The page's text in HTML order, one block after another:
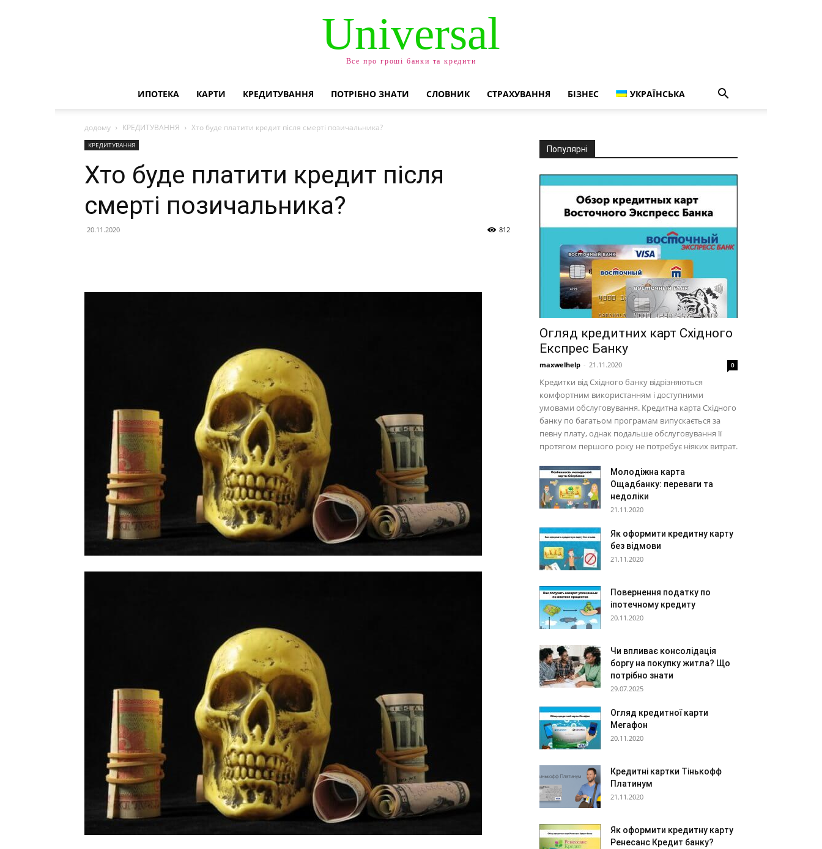
Universal
Все про гроші банки та кредити
ИПОТЕКА КАРТИ КРЕДИТУВАННЯ ПОТРІБНО ЗНАТИ СЛОВНИК СТРАХУВАННЯ БІЗНЕС УКРАЇНСЬКА
додому КРЕДИТУВАННЯ Хто буде платити кредит після смерті позичальника?
КРЕДИТУВАННЯ
Хто буде платити кредит після
смерті позичальника?
20.11.2020 812
Популярні
Огляд кредитних карт Східного
Експрес Банку
maxwelhelp - 21.11.2020 0
Кредитки від Східного банку відрізняються
комфортним використанням і доступними
умовами обслуговування. Кредитна карта Східного
банку по багатьом програмам випускається за
певну плату, однак подальше обслуговування її
протягом першого року не потребує ніяких витрат.
Молодіжна карта
Ощадбанку: переваги та
недоліки
21.11.2020
Як оформити кредитну карту
без відмови
21.11.2020
Повернення податку по
іпотечному кредиту
20.11.2020
Чи впливає консолідація
боргу на покупку житла? Що
потрібно знати
29.07.2025
Огляд кредитної карти
Мегафон
20.11.2020
Кредитні картки Тінькофф
Платинум
21.11.2020
Як оформити кредитну карту
Ренесанс Кредит банку?